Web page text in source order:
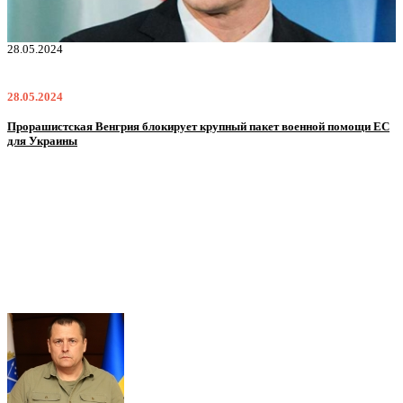
28.05.2024
28.05.2024
Прорашистская Венгрия блокирует крупный пакет военной помощи ЕС
для Украины